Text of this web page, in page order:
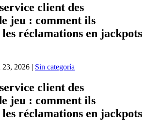
client des
jeu : comment ils
réclamations en jackpots
23, 2026 | Sin categoría
client des
jeu : comment ils
réclamations en jackpots